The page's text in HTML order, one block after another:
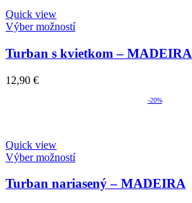
9,90 €.
Quick view
Výber možností
Turban s kvietkom – MADEIRA
12,90 €
-20%
Quick view
Výber možností
Turban nariasený – MADEIRA